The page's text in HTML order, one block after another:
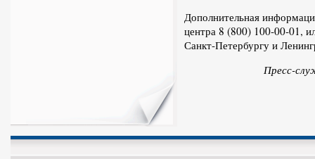
Дополнительная
центра 8 (800) 100-00-01,
Санкт-Петербургу и
Пресс-